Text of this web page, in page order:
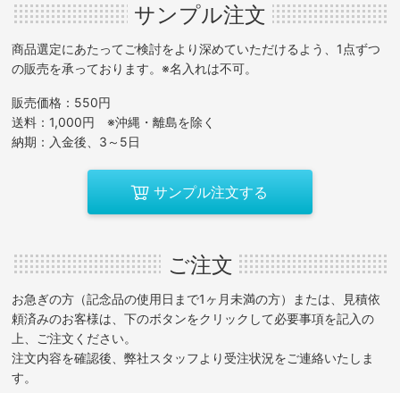
サンプル注文
商品選定にあたってご検討をより深めていただけるよう、1点ずつ
の販売を承っております。※名入れは不可。
販売価格：550円
送料：1,000円 ※沖縄・離島を除く
納期：入金後、3～5日
サンプル注文する
ご注文
お急ぎの方（記念品の使用日まで1ヶ月未満の方）または、見積依
頼済みのお客様は、下のボタンをクリックして必要事項を記入の
上、ご注文ください。
注文内容を確認後、弊社スタッフより受注状況をご連絡いたしま
す。